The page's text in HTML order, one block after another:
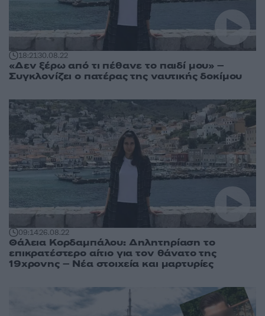
18:2130.08.22
«Δεν ξέρω από τι πέθανε το παιδί μου» –
Συγκλονίζει ο πατέρας της ναυτικής δοκίμου
09:1426.08.22
Θάλεια Κορδαμπάλου: Δηλητηρίαση το
επικρατέστερο αίτιο για τον θάνατο της
19χρονης – Νέα στοιχεία και μαρτυρίες